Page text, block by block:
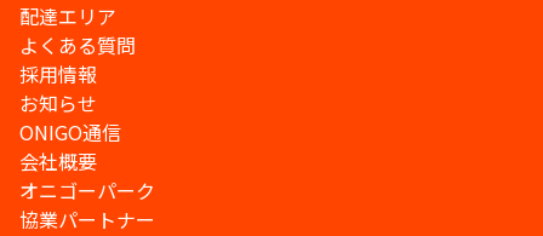
配達エリア
よくある質問
採用情報
お知らせ
ONIGO通信
会社概要
オニゴーパーク
協業パートナー